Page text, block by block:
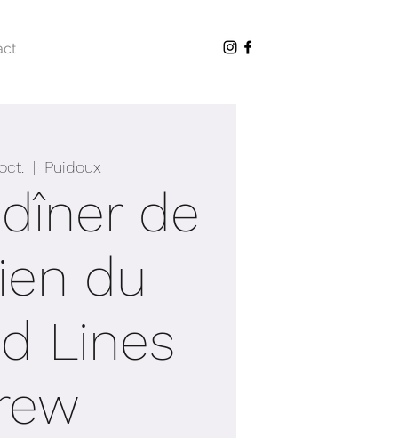
  |
Puidoux
de
du
Lines